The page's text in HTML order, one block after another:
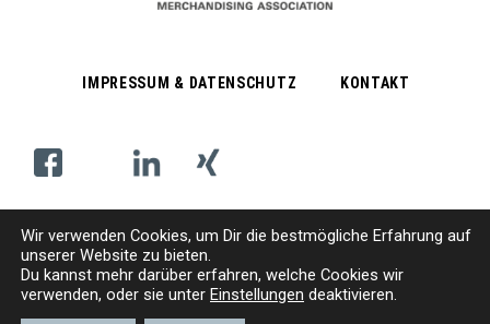
IMPRESSUM & DATENSCHUTZ KONTAKT
Subscribe Newsletter
Wir verwenden Cookies, um Dir die bestmögliche Erfahrung auf
unserer Website zu bieten.
Du kannst mehr darüber erfahren, welche Cookies wir
verwenden, oder sie unter Einstellungen deaktivieren.